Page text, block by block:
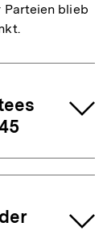
Parteien blieb